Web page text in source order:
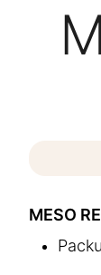
MESO